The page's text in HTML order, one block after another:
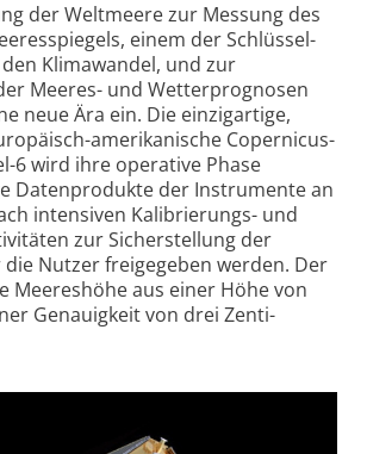
der Weltmeere zur Messung des
einem der Schlüssel­
Klimawandel, und zur
Meeres- und Wetter­prognosen
neue Ära ein. Die einzig­artige,
amerikanische Coper­nicus-
6 wird ihre operative Phase
Daten­produkte der Instrumente an
intensiven Kalibrierungs- und
zur Sicher­stellung der
Nutzer freigegeben werden. Der
Meeres­höhe aus einer Höhe von
Genauigkeit von drei Zenti­